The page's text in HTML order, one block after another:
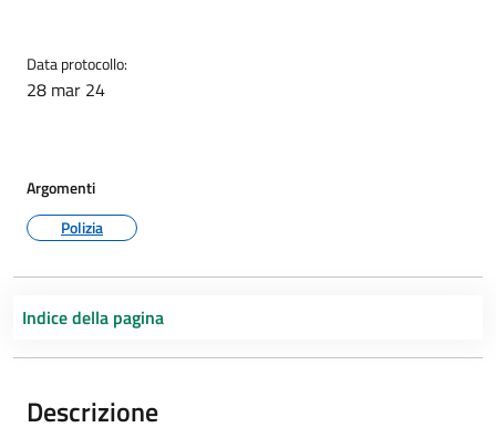
Data protocollo:
28 mar 24
Argomenti
Polizia
Indice della pagina
Descrizione